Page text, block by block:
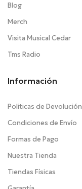
Blog
Merch
Visita Musical Cedar
Tms Radio
Información
Politicas de Devolución
Condiciones de Envío
Formas de Pago
Nuestra Tienda
Tiendas Físicas